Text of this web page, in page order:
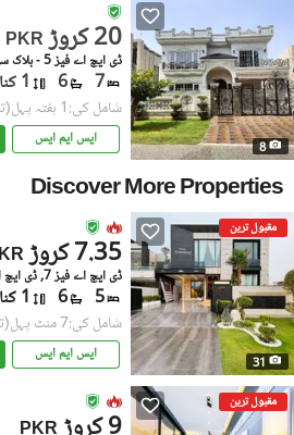
8
PKR 20 کروڑ
ڈی ایچ اے فیز 5 - بلاک سی, ڈی ایچ اے فیز 5
7
6 1 کنال
شامل کی:1 ہفتہ پہل
ایس ایم ایس
Discover More Properties
مقبول ترین
31
7.35 کروڑ
ڈی ایچ اے فیز 7, ڈی ایچ اے ڈیفینس
5
6 1 کنال
شامل کی:7 منٹ پہل
ایس ایم ایس
مقبول ترین